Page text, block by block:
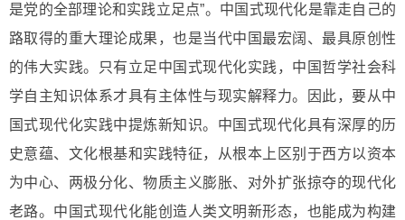
是党的全部理论和实践立足点”。中国式现代化是靠走自己的
路取得的重大理论成果，也是当代中国最宏阔、最具原创性
的伟大实践。只有立足中国式现代化实践，中国哲学社会科
学自主知识体系才具有主体性与现实解释力。因此，要从中
国式现代化实践中提炼新知识。中国式现代化具有深厚的历
史意蕴、文化根基和实践特征，从根本上区别于西方以资本
为中心、两极分化、物质主义膨胀、对外扩张掠夺的现代化
老路。中国式现代化能创造人类文明新形态，也能成为构建